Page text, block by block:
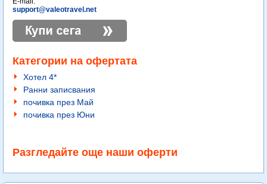
support@valeotravel.net
Категории на офертата
Хотел 4*
Ранни записвания
почивка през Май
почивка през Юни
Разгледайте още наши оферти